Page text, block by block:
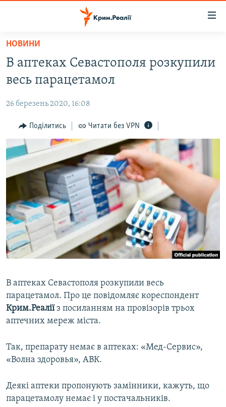
Перейти
основного
матеріалу
до
навігації
Перейти
ВІДЕО ТА ФОТО
ПОЛІТИКА
БЛОГИ
ПОГЛЯД
ІНТЕРВ'Ю
ВСЕ ЗА ДЕНЬ
СПЕЦПРОЕКТИ
ДЕПОРТАЦІЯ
ВІДЕОУРОКИ «ELIFBE»
СВІДЧЕННЯ ОКУПАЦІЇ
ЯК ОБІЙТИ БЛОКУВАННЯ
Русский
Qırımtatar
НОВИНИ
В аптеках Севастополя розкупили
весь парацетамол
26 березень 2020, 16:08
Поділитись Читати без VPN
В аптеках Севастополя розкупили весь
парацетамол. Про це повідомляє кореспондент
Крим.Реаліїз посиланням на провізорів трьох
аптечних мереж міста.
Так, препарату немає в аптеках: «Мед-Сервис»,
«Волна здоровья», АВК.
Деякі аптеки пропонують замінники, кажуть, що
парацетамолу немає і у постачальників.